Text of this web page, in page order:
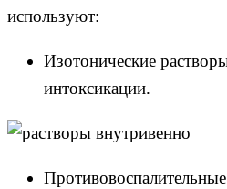
используют:
Изотонические
интоксикации.